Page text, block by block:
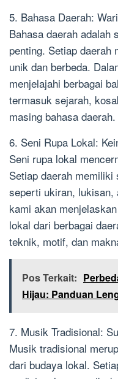
5. Bahasa Daerah:
Bahasa daerah adalah
penting. Setiap daerah
unik dan berbeda.
menjelajahi berbagai
termasuk sejarah,
masing bahasa daerah.
6. Seni Rupa Lokal:
Seni rupa lokal
Setiap daerah
seperti ukiran, lukisan,
kami akan
lokal dari berbagai
teknik, motif, dan
Pos Terkait:
Hijau: Panduan
7. Musik Tradisional:
Musik tradisional
dari budaya lokal.